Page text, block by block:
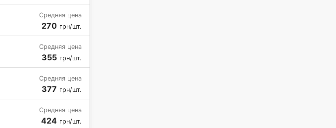
Средняя цена
270 грн/шт.
Средняя цена
355 грн/шт.
Средняя цена
377 грн/шт.
Средняя цена
424 грн/шт.